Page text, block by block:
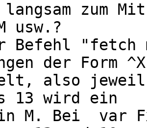
langsam zum
usw.?
Befehl "fetch
der Form ^X
also
13 wird ein
M. Bei  var